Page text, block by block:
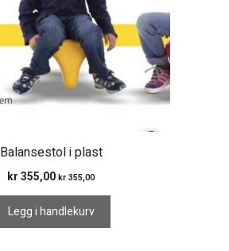
Balansestol i plast
kr 355,00 kr 355,00
Legg i handlekurv